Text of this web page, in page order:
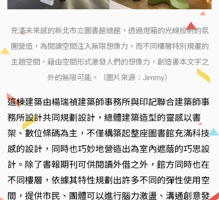
充滿未來感的新北市立圖書館總館，透過燈箱的光線投射的氛
圍營造，為閱讀空間注入無限想像力。而不同樓層特別規畫的
主題空間，藉由空間形式激發人們的想像力，創造書本文字之
外的無限可能。（圖片來源：Jimmy）
這棟建築由楊瑞禎建築師事務所與印記聯合建築師事
務所設計共同規劃設計，總體建築造型的靈感以書
架、數位條碼為主，不僅構築起整座圖書館充滿科技
感的設計，同時也巧妙地營造出為室內遮蔭的巧思設
計。除了書報期刊可供閱讀外借之外，館方同時也在
不同樓層，依據其特性規劃出許多不同的彈性使用空
間，提供市民、團體可以進行腦力激盪、溝通創意發